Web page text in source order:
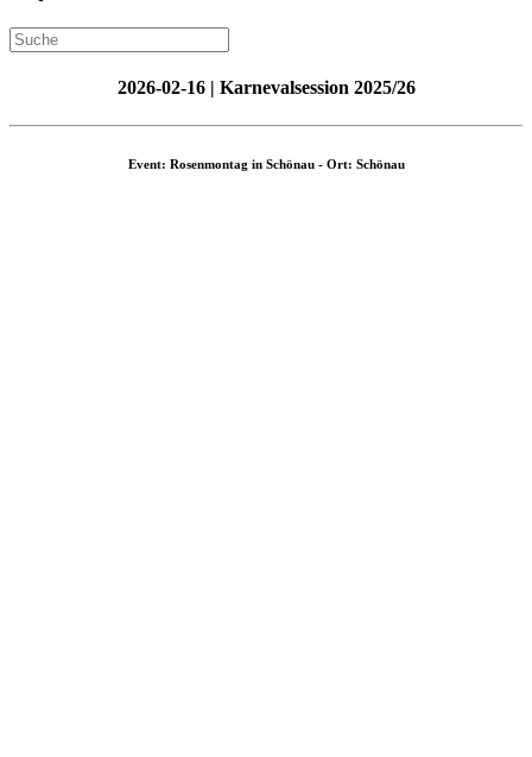
2026-02-16 | Karnevalsession 2025/26
Event: Rosenmontag in Schönau - Ort: Schönau